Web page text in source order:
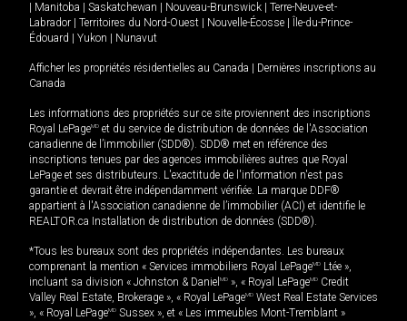
Manitoba Saskatchewan Nouveau-Brunswick
Terre-Neuve-et-
Labrador
Territoires du Nord-Ouest Nouvelle-Écosse
Île-du-Prince-
Édouard
Yukon Nunavut
Afficher les propriétés résidentielles au Canada
Dernières inscriptions au
Canada
Les informations des propriétés sur ce site proviennent des inscriptions
Royal LePageMD et du service de distribution de données de l'Association
canadienne de l’immobilier (SDD®). SDD® met en référence des
inscriptions tenues par des agences immobilières autres que Royal
LePage et ses distributeurs. L'exactitude de l'information n'est pas
garantie et devrait être indépendamment vérifiée. La marque DDF®
appartient à l'Association canadienne de l’immobilier (ACI) et identifie le
REALTOR.ca Installation de distribution de données (SDD®).
*Tous les bureaux sont des propriétés indépendantes. Les bureaux
comprenant la mention « Services immobiliers Royal LePageMD Ltée »,
incluant sa division « Johnston & Daniel MD », « Royal LePageMD Credit
Valley Real Estate, Brokerage », « Royal LePageMD West Real Estate Services
», « Royal LePageMD Sussex », et « Les immeubles Mont-Tremblant »